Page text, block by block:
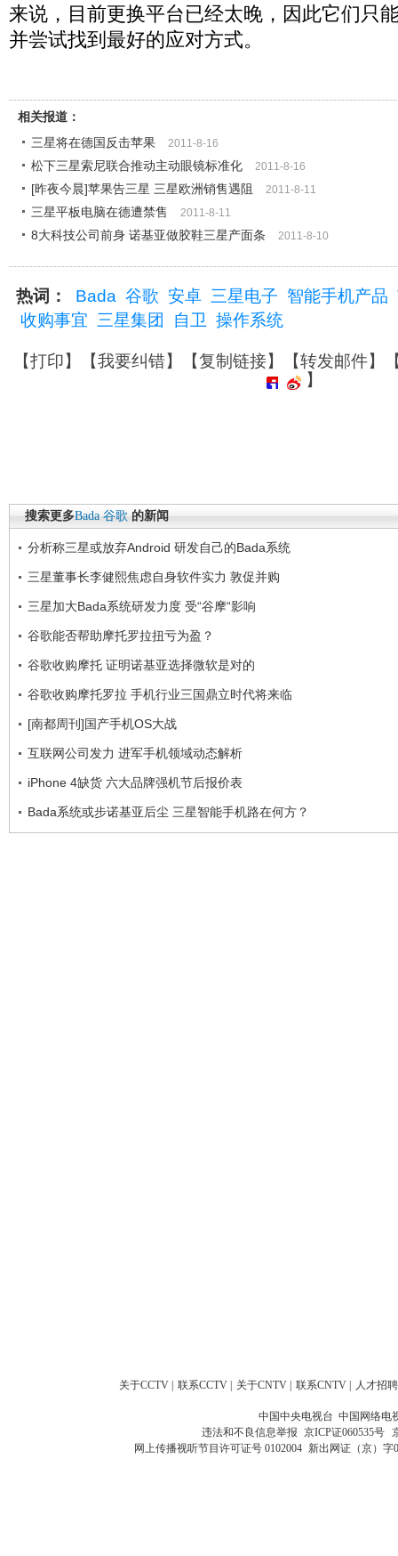
来说，目前更换平台已经太晚，因此它们只
并尝试找到最好的应对方式。
相关报道：
三星将在德国反击苹果
2011-8-16
松下三星索尼联合推动主动眼镜标准化 2011-8-16
[昨夜今晨]苹果告三星 三星欧洲销售遇阻 2011-8-11
三星平板电脑在德遭禁售 2011-8-11
8大科技公司前身 诺基亚做胶鞋三星产面条 2011-8-10
热词： Bada 谷歌 安卓 三星电子 智能手机产品
收购事宜 三星集团 自卫 操作系统
【打印】【我要纠错】【复制链接】【转发邮件】
】
搜索更多Bada 谷歌 的新闻
分析称三星或放弃Android 研发自己的Bada系统
三星董事长李健熙焦虑自身软件实力 敦促并购
三星加大Bada系统研发力度 受“谷摩“影响
谷歌能否帮助摩托罗拉扭亏为盈？
谷歌收购摩托 证明诺基亚选择微软是对的
谷歌收购摩托罗拉 手机行业三国鼎立时代将来临
[南都周刊]国产手机OS大战
互联网公司发力 进军手机领域动态解析
iPhone 4缺货 六大品牌强机节后报价表
Bada系统或步诺基亚后尘 三星智能手机路在何方？
关于CCTV 联系CCTV 关于CNTV 联系CNTV 人才招聘
中国中央电视台 中国网络电
违法和不良信息举报 京ICP证060535号
网上传播视听节目许可证号 0102004 新出网证（京）